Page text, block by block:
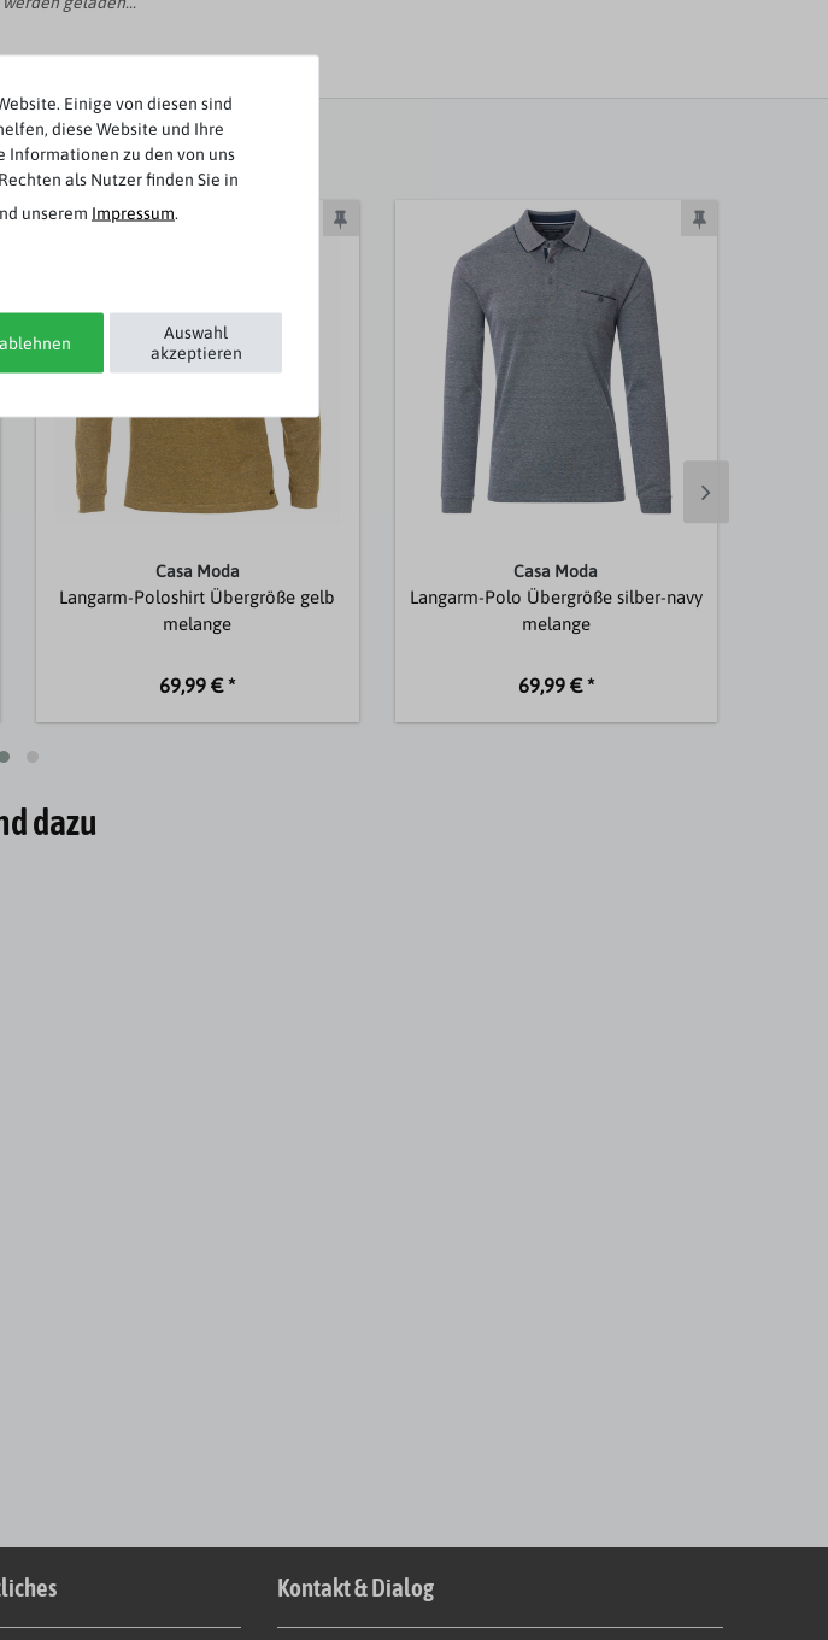
von Casa Moda
Casa Moda
Langarm-Poloshirt Übergröße gelb
melange
69,99 € *
Casa Moda
Langarm-Polo Übergröße silber-navy
melange
69,99 € *
dazu
Einige von diesen sind
diese Website und Ihre
Informationen zu den von uns
als Nutzer finden Sie in
unserem Impressum.
Auswahl
akzeptieren
Kontakt & Dialog